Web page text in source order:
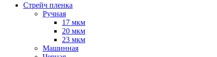
Стрейч пленка
Ручная
17 мкм
20 мкм
23 мкм
Машинная